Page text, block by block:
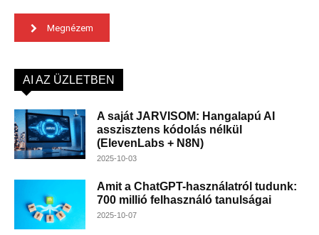
Megnézem
AI AZ ÜZLETBEN
A saját JARVISOM: Hangalapú AI
asszisztens kódolás nélkül
(ElevenLabs + N8N)
2025-10-03
Amit a ChatGPT-használatról tudunk:
700 millió felhasználó tanulságai
2025-10-07